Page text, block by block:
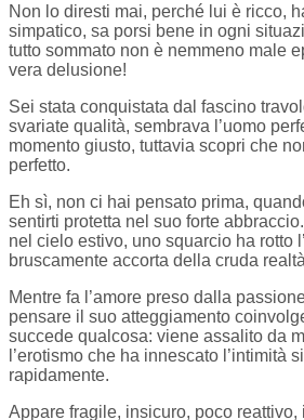
Non lo diresti mai, perché lui è ricco,
simpatico, sa porsi bene in ogni
tutto sommato non è nemmeno male
vera delusione!
Sei stata conquistata dal fascino
svariate qualità, sembrava l’uomo
momento giusto, tuttavia scopri che
perfetto.
Eh sì, non ci hai pensato prima,
sentirti protetta nel suo forte
nel cielo estivo, uno squarcio ha rotto
bruscamente accorta della cruda
Mentre fa l’amore preso dalla
pensare il suo atteggiamento
succede qualcosa: viene assalito da
l’erotismo che ha innescato l’intimità
rapidamente.
Appare fragile, insicuro, poco reattivo,